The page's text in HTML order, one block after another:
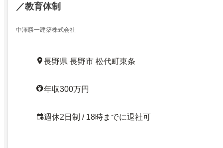
／教育体制
中澤勝一建築株式会社
長野県 長野市 松代町東条
年収300万円
週休2日制 / 18時までに退社可